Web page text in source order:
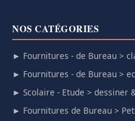
NOS CATÉGORIES
► Fournitures - de Bureau >
► Fournitures - de Bureau >
► Scolaire - Etude > dessiner
► Fournitures de Bureau >